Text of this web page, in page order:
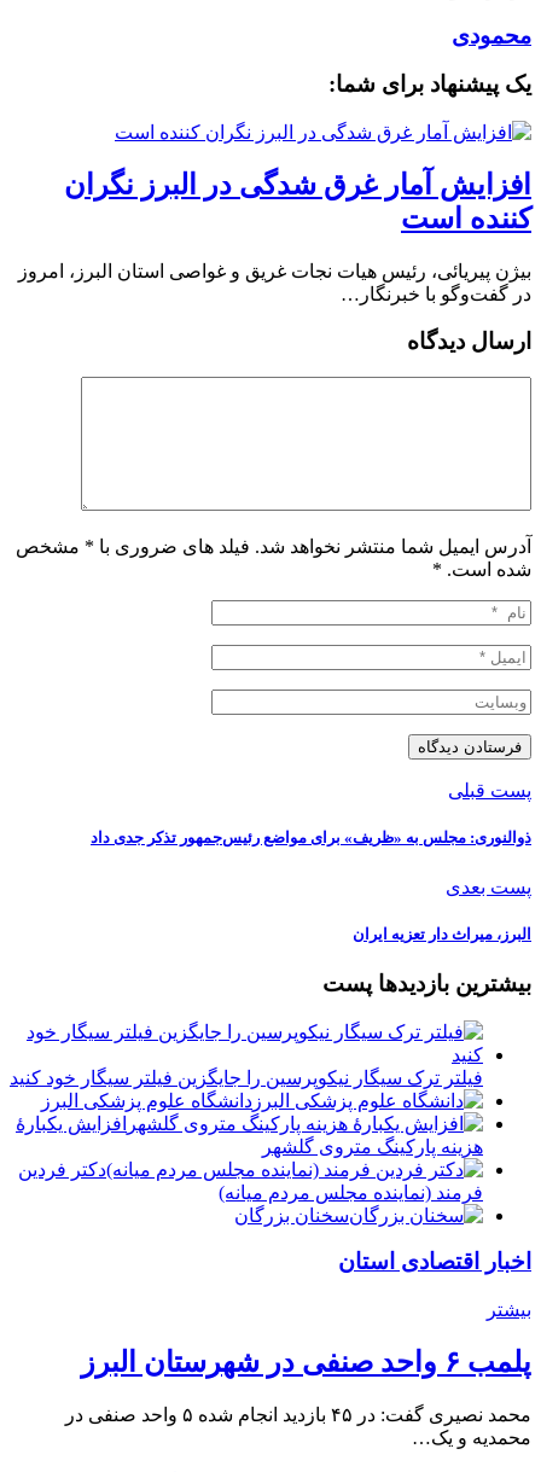
محمودی
یک پیشنهاد برای شما:
افزایش آمار غرق شدگی در البرز نگران
کننده است
بیژن پیریائی، رئیس هیات نجات غریق و غواصی استان البرز، امروز
در گفت‌وگو با خبرنگار…
ارسال دیدگاه
آدرس ایمیل شما منتشر نخواهد شد. فیلد های ضروری با * مشخص
شده است. *
پست قبلی
ذوالنوری: مجلس به «ظریف» برای مواضع رئیس‌جمهور تذکر جدی داد
پست بعدی
البرز، میراث دار تعزیه ایران
بیشترین بازدیدها پست
فیلتر ترک سیگار نیکوپرسین را جایگزین فیلتر سیگار خود کنید
دانشگاه علوم پزشکی البرز
افزایش یکبارۀ
هزینه پارکینگ متروی گلشهر
دكتر فردين
فرمند (نماينده مجلس مردم میانه)
سخنان بزرگان
اخبار اقتصادی استان
بیشتر
پلمب ۶ واحد صنفی در شهرستان البرز
محمد نصیری گفت: در ۴۵ بازدید انجام شده ۵ واحد صنفی در
محمدیه و یک…